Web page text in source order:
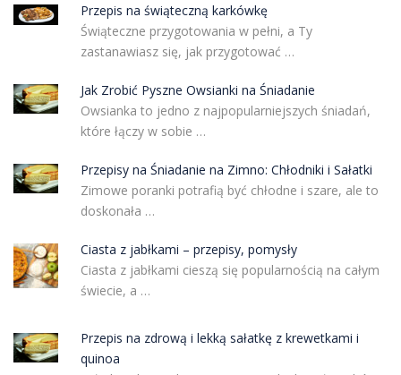
Przepis na świąteczną karkówkę
Świąteczne przygotowania w pełni, a Ty
zastanawiasz się, jak przygotować …
Jak Zrobić Pyszne Owsianki na Śniadanie
Owsianka to jedno z najpopularniejszych śniadań,
które łączy w sobie …
Przepisy na Śniadanie na Zimno: Chłodniki i Sałatki
Zimowe poranki potrafią być chłodne i szare, ale to
doskonała …
Ciasta z jabłkami – przepisy, pomysły
Ciasta z jabłkami cieszą się popularnością na całym
świecie, a …
Przepis na zdrową i lekką sałatkę z krewetkami i
quinoa